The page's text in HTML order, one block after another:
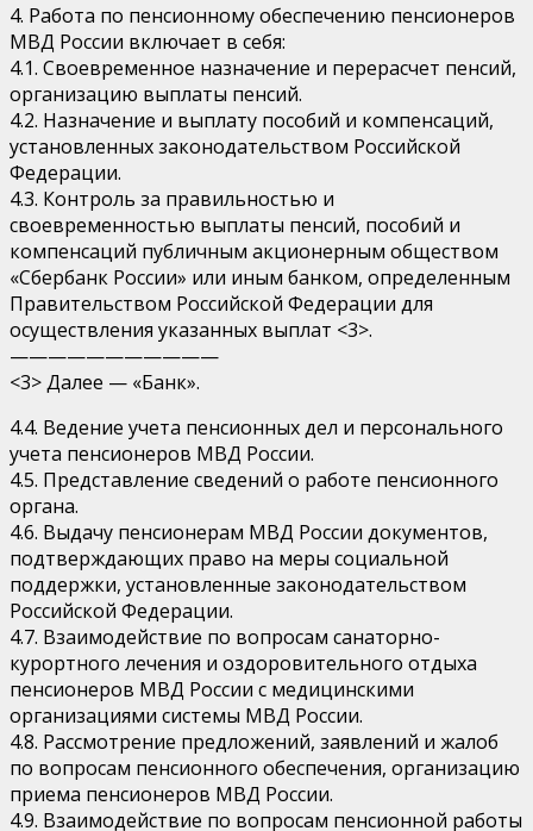
4. Работа по пенсионному обеспечению пенсионеров
МВД России включает в себя:
4.1. Своевременное назначение и перерасчет пенсий,
организацию выплаты пенсий.
4.2. Назначение и выплату пособий и компенсаций,
установленных законодательством Российской
Федерации.
4.3. Контроль за правильностью и
своевременностью выплаты пенсий, пособий и
компенсаций публичным акционерным обществом
«Сбербанк России» или иным банком, определенным
Правительством Российской Федерации для
осуществления указанных выплат <3>.
———————————
<3> Далее — «Банк».
4.4. Ведение учета пенсионных дел и персонального
учета пенсионеров МВД России.
4.5. Представление сведений о работе пенсионного
органа.
4.6. Выдачу пенсионерам МВД России документов,
подтверждающих право на меры социальной
поддержки, установленные законодательством
Российской Федерации.
4.7. Взаимодействие по вопросам санаторно-
курортного лечения и оздоровительного отдыха
пенсионеров МВД России с медицинскими
организациями системы МВД России.
4.8. Рассмотрение предложений, заявлений и жалоб
по вопросам пенсионного обеспечения, организацию
приема пенсионеров МВД России.
4.9. Взаимодействие по вопросам пенсионной работы